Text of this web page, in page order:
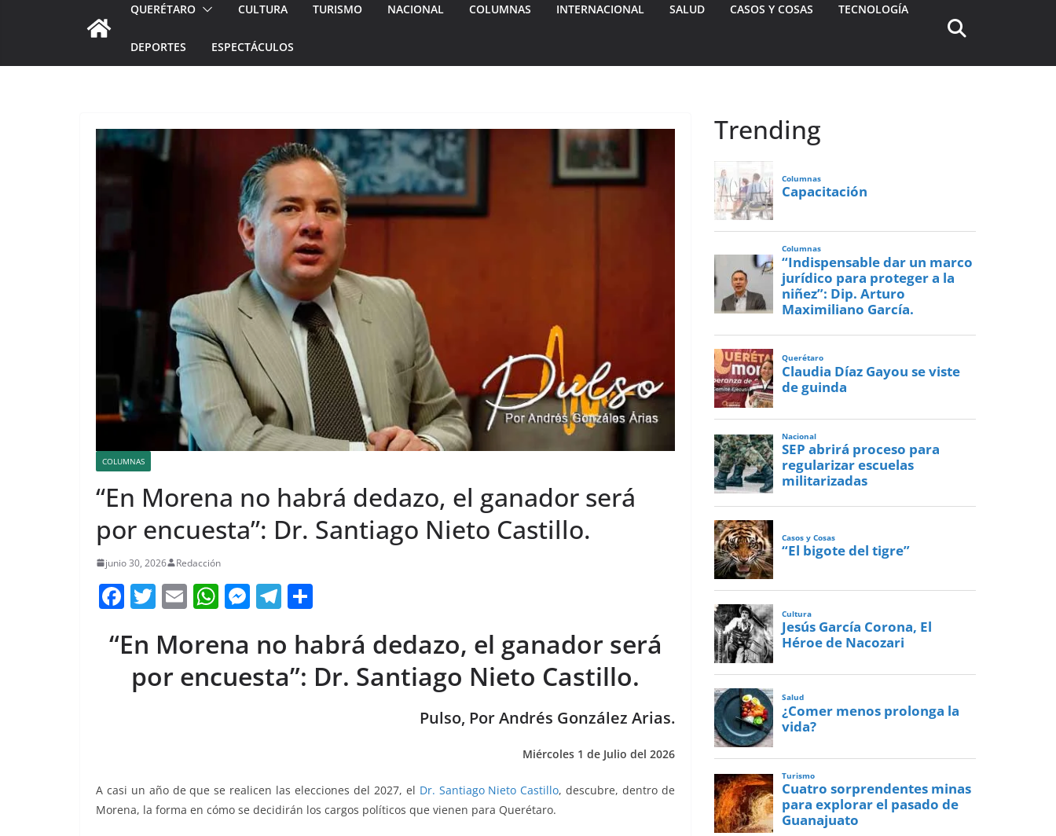
QUERÉTARO CULTURA TURISMO NACIONAL COLUMNAS INTERNACIONAL SALUD CASOS Y COSAS TECNOLOGÍA
DEPORTES ESPECTÁCULOS
COLUMNAS
“En Morena no habrá dedazo, el ganador será
por encuesta”: Dr. Santiago Nieto Castillo.
junio 30, 2026 Redacción
F
a
c
e
b
T
w
itt
er
E
m
ai
l
W
h
at
s
A
M
e
ss
e
n
T
el
e
gr
a
m
p
ar
“En Morena no habrá dedazo, el ganador será
por encuesta”: Dr. Santiago Nieto Castillo.
Pulso, Por Andrés González Arias.
Miércoles 1 de Julio del 2026
A casi un año de que se realicen las elecciones del 2027, el Dr. Santiago Nieto Castillo, descubre, dentro de
Morena, la forma en cómo se decidirán los cargos políticos que vienen para Querétaro.
Trending